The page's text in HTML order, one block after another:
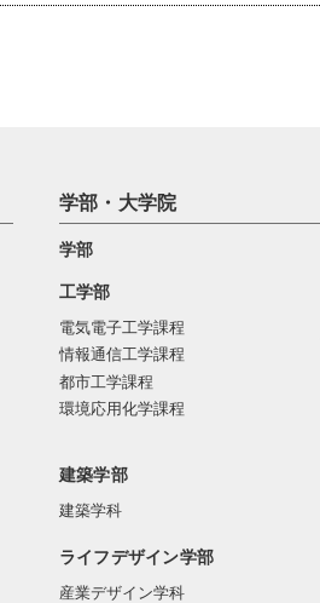
学部・大学院
学部
工学部
電気電子工学課程
情報通信工学課程
都市工学課程
環境応用化学課程
建築学部
建築学科
ライフデザイン学部
産業デザイン学科